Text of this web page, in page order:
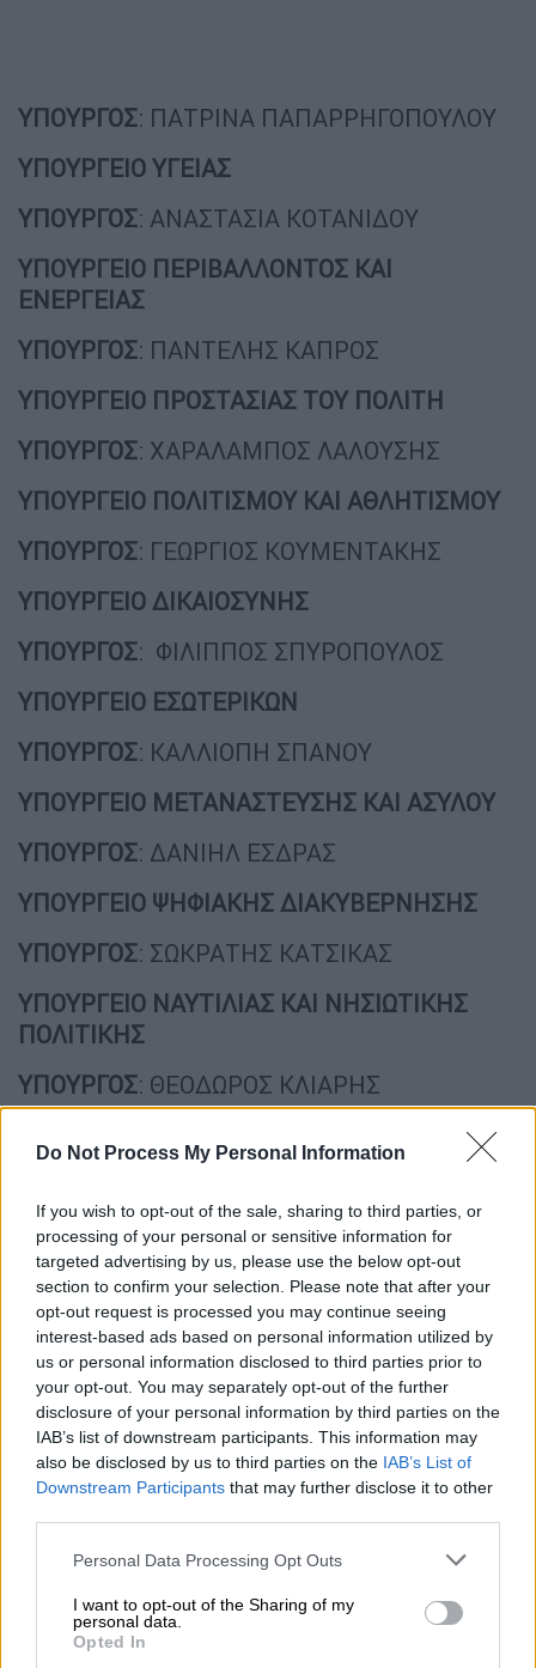
Do Not Process My Personal Information
If you wish to opt-out of the sale, sharing to third parties, or
processing of your personal or sensitive information for
targeted advertising by us, please use the below opt-out
section to confirm your selection. Please note that after your
opt-out request is processed you may continue seeing
interest-based ads based on personal information utilized by
us or personal information disclosed to third parties prior to
your opt-out. You may separately opt-out of the further
disclosure of your personal information by third parties on the
IAB’s list of downstream participants. This information may
also be disclosed by us to third parties on the IAB’s List of
Downstream Participants that may further disclose it to other
Please note that this website/app uses one or more Google
not limited to your visit or usage behaviour. You may click to
grant or deny consent to Google and its third-party tags to
use your data for below specified purposes in below Google
Personal Data Processing Opt Outs
I want to opt-out of the Sharing of my
personal data.
Opted In
ΥΠΟΥΡΓΟΣ: ΠΑΤΡΙΝΑ ΠΑΠΑΡΡΗΓΟΠΟΥΛΟΥ
ΥΠΟΥΡΓΕΙΟ ΥΓΕΙΑΣ
ΥΠΟΥΡΓΟΣ: ΑΝΑΣΤΑΣΙΑ ΚΟΤΑΝΙΔΟΥ
ΥΠΟΥΡΓΕΙΟ ΠΕΡΙΒΑΛΛΟΝΤΟΣ ΚΑΙ
ΕΝΕΡΓΕΙΑΣ
ΥΠΟΥΡΓΟΣ: ΠΑΝΤΕΛΗΣ ΚΑΠΡΟΣ
ΥΠΟΥΡΓΕΙΟ ΠΡΟΣΤΑΣΙΑΣ ΤΟΥ ΠΟΛΙΤΗ
ΥΠΟΥΡΓΟΣ: ΧΑΡΑΛΑΜΠΟΣ ΛΑΛΟΥΣΗΣ
ΥΠΟΥΡΓΕΙΟ ΠΟΛΙΤΙΣΜΟΥ ΚΑΙ ΑΘΛΗΤΙΣΜΟΥ
ΥΠΟΥΡΓΟΣ: ΓΕΩΡΓΙΟΣ ΚΟΥΜΕΝΤΑΚΗΣ
ΥΠΟΥΡΓΕΙΟ ΔΙΚΑΙΟΣΥΝΗΣ
ΥΠΟΥΡΓΟΣ: ΦΙΛΙΠΠΟΣ ΣΠΥΡΟΠΟΥΛΟΣ
ΥΠΟΥΡΓΕΙΟ ΕΣΩΤΕΡΙΚΩΝ
ΥΠΟΥΡΓΟΣ: ΚΑΛΛΙΟΠΗ ΣΠΑΝΟΥ
ΥΠΟΥΡΓΕΙΟ ΜΕΤΑΝΑΣΤΕΥΣΗΣ ΚΑΙ ΑΣΥΛΟΥ
ΥΠΟΥΡΓΟΣ: ΔΑΝΙΗΛ ΕΣΔΡΑΣ
ΥΠΟΥΡΓΕΙΟ ΨΗΦΙΑΚΗΣ ΔΙΑΚΥΒΕΡΝΗΣΗΣ
ΥΠΟΥΡΓΟΣ: ΣΩΚΡΑΤΗΣ ΚΑΤΣΙΚΑΣ
ΥΠΟΥΡΓΕΙΟ ΝΑΥΤΙΛΙΑΣ ΚΑΙ ΝΗΣΙΩΤΙΚΗΣ
ΠΟΛΙΤΙΚΗΣ
ΥΠΟΥΡΓΟΣ: ΘΕΟΔΩΡΟΣ ΚΛΙΑΡΗΣ
ΥΠΟΥΡΓΕΙΟ ΑΓΡΟΤΙΚΗΣ ΑΝΑΠΤΥΞΗΣ ΚΑΙ
ΤΡΟΦΙΜΩΝ
ΥΠΟΥΡΓΟΣ: ΓΕΩΡΓΙΟΣ ΤΣΑΚΙΡΗΣ
ΥΠΟΥΡΓΕΙΟ ΤΟΥΡΙΣΜΟΥ
ΥΠΟΥΡΓΟΣ: ΙΩΑΝΝΑ ΔΡΕΤΤΑ
ΥΠΟΥΡΓΕΙΟ ΚΛΙΜΑΤΙΚΗΣ ΚΡΙΣΗΣ ΚΑΙ
ΠΟΛΙΤΙΚΗΣ ΠΡΟΣΤΑΣΙΑΣ
ΥΠΟΥΡΓΟΣ: ΕΥΑΓΓΕΛΟΣ ΤΟΥΡΝΑΣ
ΥΠΟΥΡΓΕΙΟ ΥΠΟΔΟΜΩΝ ΚΑΙ ΜΕΤΑΦΟΡΩΝ
ΥΠΟΥΡΓΟΣ : ΓΙΑΝΝΗΣ ΓΚΟΛΙΑΣ
ΚΥΒΕΡΝΗΤΙΚΟΣ ΕΚΠΡΟΣΩΠΟΣ
ΗΛΙΑΣ ΣΙΑΚΑΝΤΑΡΗΣ